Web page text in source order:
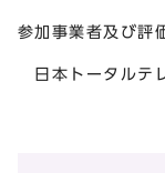
参加事業者及び評
日本トータルテ